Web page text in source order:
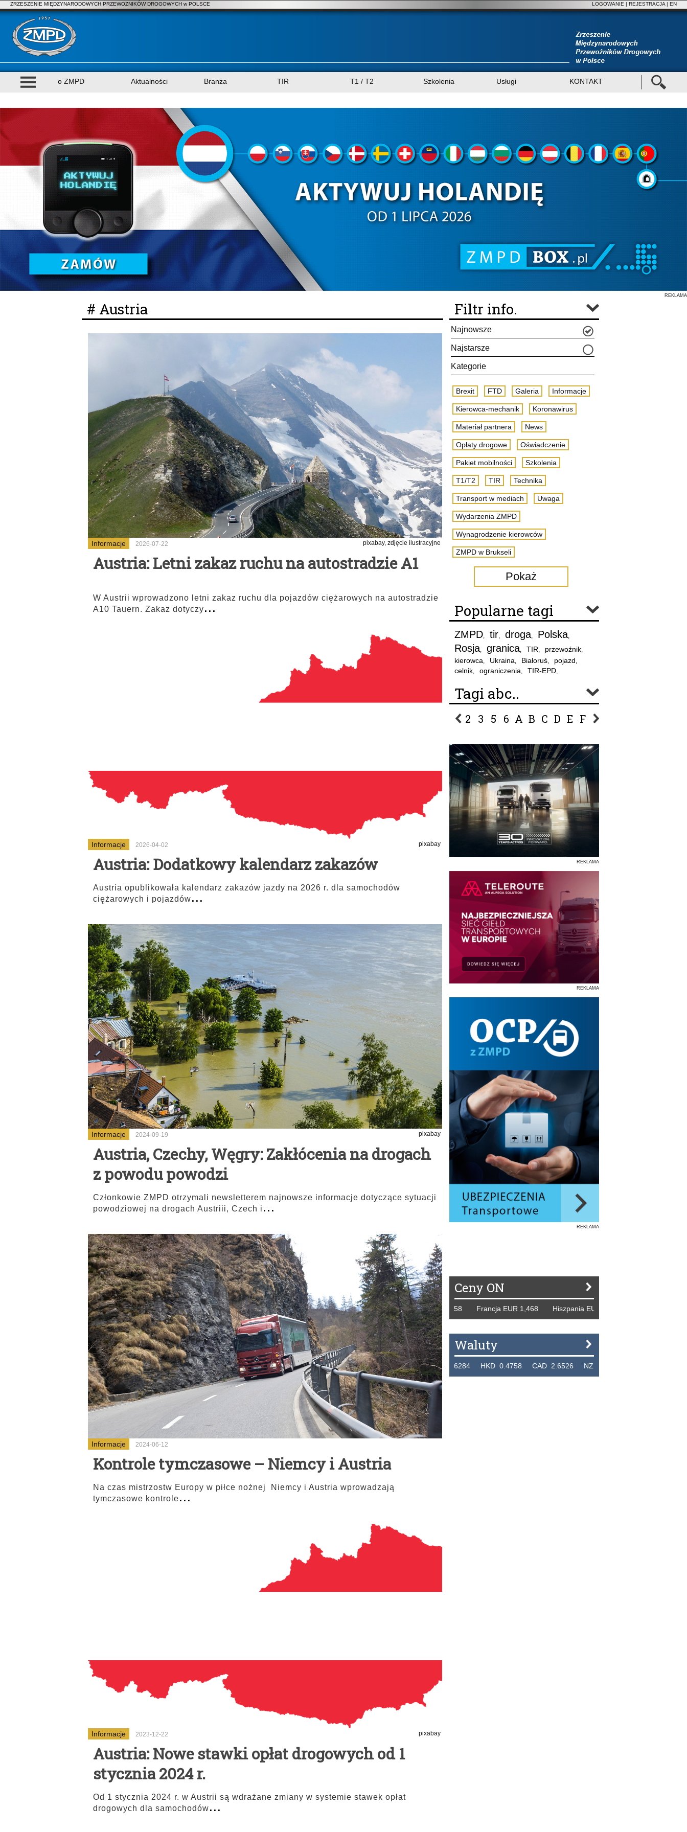
ZRZESZENIE MIĘDZYNARODOWYCH PRZEWOZNIKÓW DROGOWYCH w POLSCE LOGOWANIE | REJESTRACJA | EN
o ZMPD Aktualności Branża TIR T1 / T2 Szkolenia Usługi KONTAKT
REKLAMA
# Austria
Informacje 2026-07-22 pixabay, zdjęcie ilustracyjne
Austria: Letni zakaz ruchu na autostradzie A1
W Austrii wprowadzono letni zakaz ruchu dla pojazdów ciężarowych na autostradzie
A10 Tauern. Zakaz dotyczy...
Informacje 2026-04-02 pixabay
Austria: Dodatkowy kalendarz zakazów
Austria opublikowała kalendarz zakazów jazdy na 2026 r. dla samochodów
ciężarowych i pojazdów...
Informacje 2024-09-19 pixabay
Austria, Czechy, Węgry: Zakłócenia na drogach
z powodu powodzi
Członkowie ZMPD otrzymali newsletterem najnowsze informacje dotyczące sytuacji
powodziowej na drogach Austriii, Czech i...
Informacje 2024-06-12
Kontrole tymczasowe – Niemcy i Austria
Na czas mistrzostw Europy w piłce nożnej Niemcy i Austria wprowadzają
tymczasowe kontrole...
Informacje 2023-12-22 pixabay
Austria: Nowe stawki opłat drogowych od 1
stycznia 2024 r.
Od 1 stycznia 2024 r. w Austrii są wdrażane zmiany w systemie stawek opłat
drogowych dla samochodów...
Filtr info.
Najnowsze
Najstarsze
Kategorie
Brexit FTD Galeria Informacje
Kierowca-mechanik Koronawirus
Materiał partnera News
Opłaty drogowe Oświadczenie
Pakiet mobilności Szkolenia
T1/T2 TIR Technika
Transport w mediach Uwaga
Wydarzenia ZMPD
Wynagrodzenie kierowców
ZMPD w Brukseli
Pokaż
Popularne tagi
ZMPD, tir, droga, Polska,
Rosja, granica, TIR, przewoźnik,
kierowca, Ukraina, Białoruś, pojazd,
celnik, ograniczenia, TIR-EPD,
Tagi abc..
2 3 5 6 A B C D E F G
REKLAMA
REKLAMA
REKLAMA
Ceny ON
Tydzień 42/2019 r. Niemcy EUR 1,258 Francja EUR 1,468 Hiszpania EUR 1,229 WB GBP 1,318
Waluty
THB 0.1123 USD 3.7320 AUD 2.6284 HKD 0.4758 CAD 2.6526 NZD 2.1871 SGD 2.9103 EUR